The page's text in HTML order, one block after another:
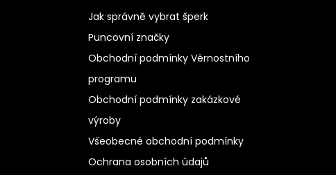
Jak správně vybrat šperk
Puncovní značky
Obchodní podmínky Věrnostního
programu
Obchodní podmínky zakázkové
výroby
Všeobecné obchodní podmínky
Ochrana osobních údajů